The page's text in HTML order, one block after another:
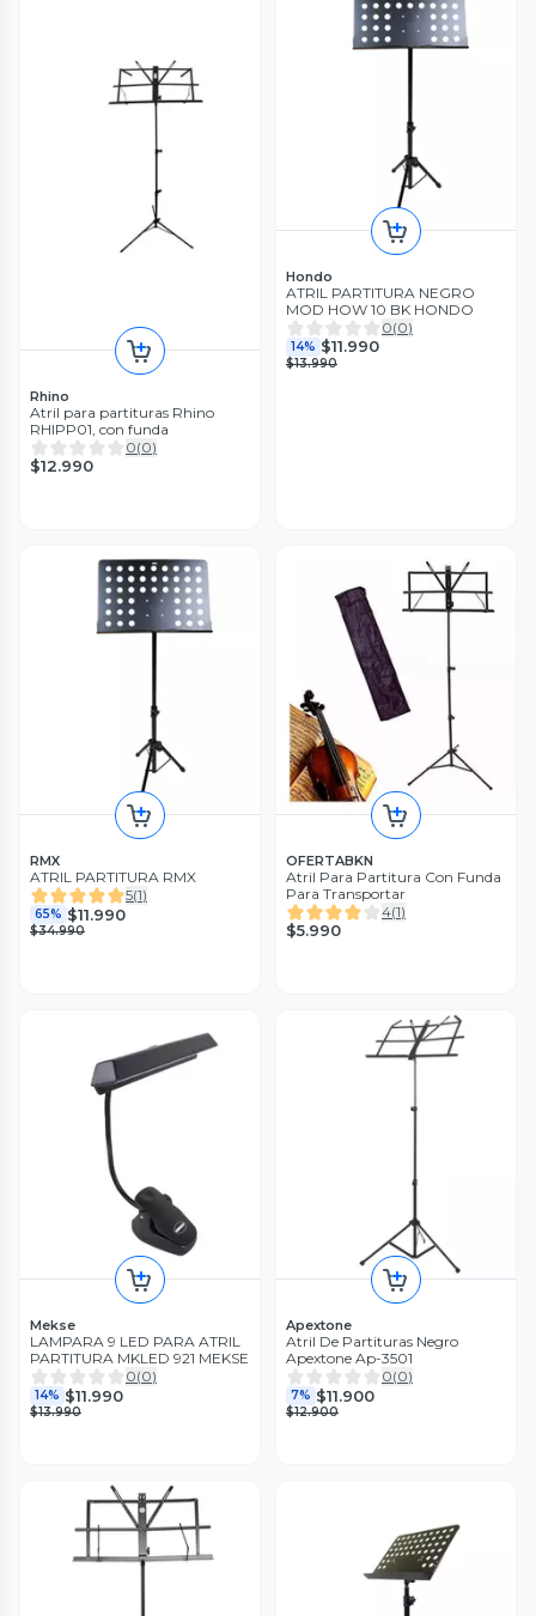
Rhino
Atril para partituras Rhino
RHIPP01, con funda
0(0)
$12.990
Hondo
ATRIL PARTITURA NEGRO
MOD HOW 10 BK HONDO
0(0)
14% $11.990
$13.990
RMX
ATRIL PARTITURA RMX
5(1)
65% $11.990
$34.990
OFERTABKN
Atril Para Partitura Con Funda
Para Transportar
4(1)
$5.990
Mekse
LAMPARA 9 LED PARA ATRIL
PARTITURA MKLED 921 MEKSE
0(0)
14% $11.990
$13.990
Apextone
Atril De Partituras Negro
Apextone Ap-3501
0(0)
7% $11.900
$12.900